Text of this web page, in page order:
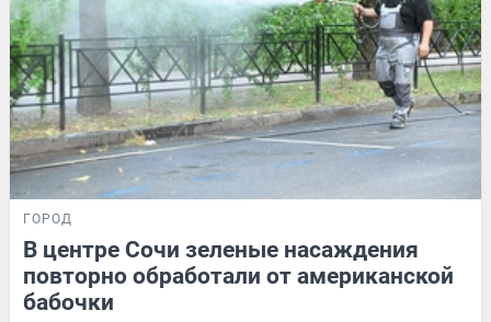
ГОРОД
В центре Сочи зеленые насаждения
повторно обработали от американской
бабочки